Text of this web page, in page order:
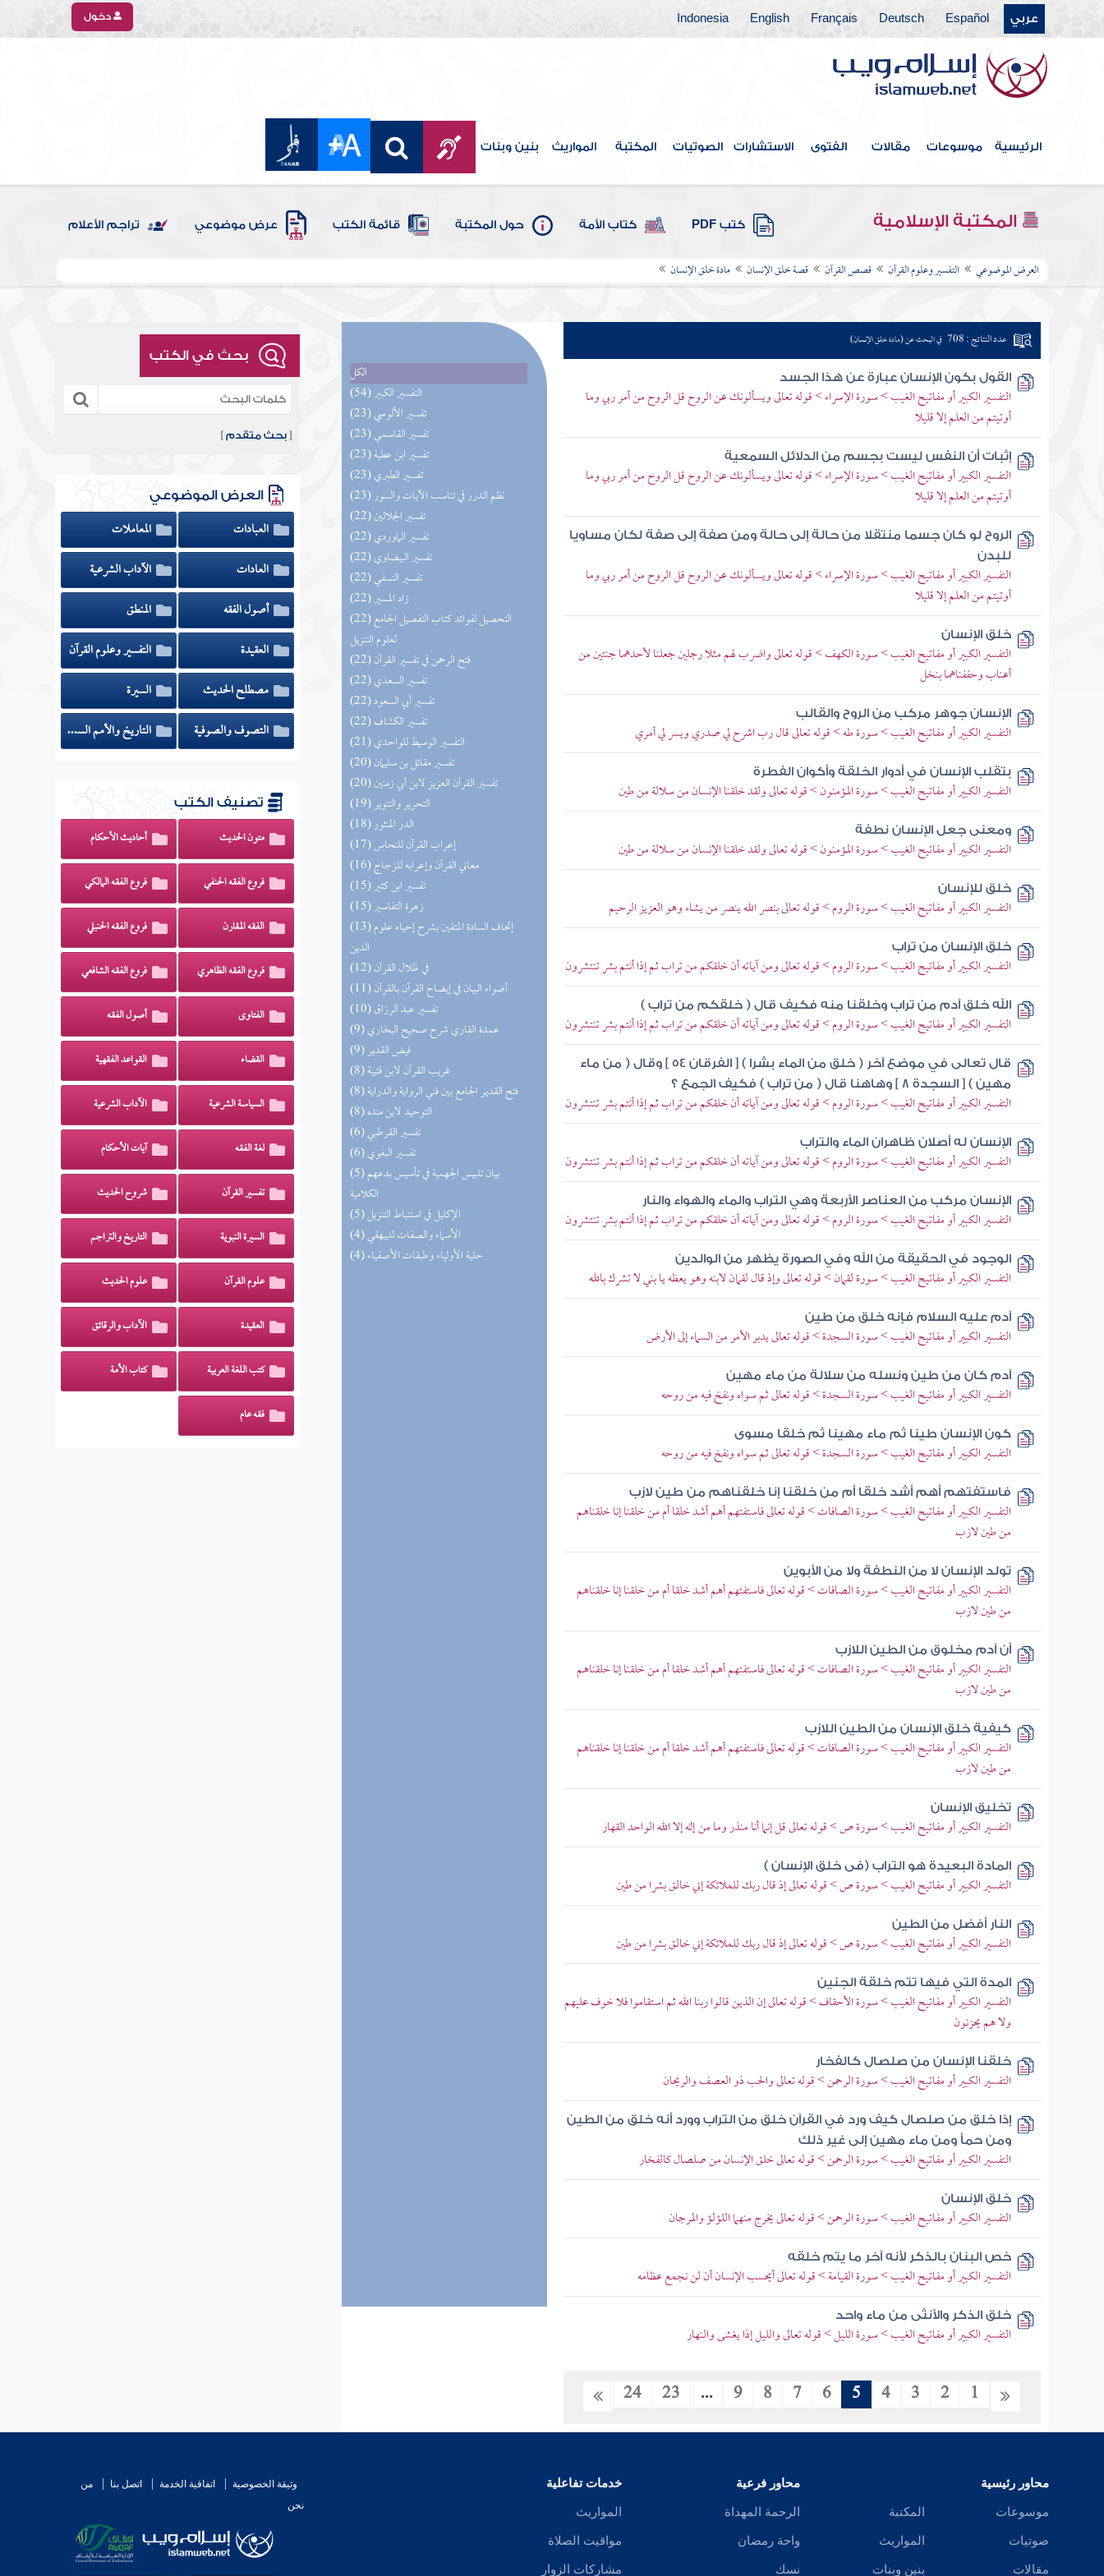
عربي Español
Deutsch
Français
English
Indonesia دخول
الرئيسية موسوعات مقالات الفتوى الاستشارات الصوتيات المكتبة المواريث بنين وبنات
المكتبة الإسلامية كتب PDF كتاب الأمة حول المكتبة قائمة الكتب عرض موضوعي تراجم الأعلام
العرض الموضوعي التفسير وعلوم القرآن قصص القرآن قصة خلق الإنسان مادة خلق الإنسان
الكل
(54) التفسير الكبير
(23) تفسير الألوسي
(23) تفسير القاسمي
(23) تفسير ابن عطية
(23) تفسير الطبري
(23) نظم الدرر في تناسب الآيات والسور
(22) تفسير الجلالين
(22) تفسير الماوردي
(22) تفسير البيضاوي
(22) تفسير النسفي
(22) زاد المسير
(22) التحصيل لفوائد كتاب التفصيل الجامع
لعلوم التنزيل
(22) فتح الرحمن في تفسير القرآن
(22) تفسير السعدي
(22) تفسير أبي السعود
(22) تفسير الكشاف
(21) التفسير الوسيط للواحدي
(20) تفسير مقاتل بن سليمان
(20) تفسير القرآن العزيز لابن أبي زمنين
(19) التحرير والتنوير
(18) الدر المنثور
(17) إعراب القرآن للنحاس
(16) معاني القرآن وإعرابه للزجاج
(15) تفسير ابن كثير
(15) زهرة التفاسير
(13) إتحاف السادة المتقين بشرح إحياء علوم
الدين
(12) في ظلال القرآن
(11) أضواء البيان في إيضاح القرآن بالقرآن
(10) تفسير عبد الرزاق
(9) عمدة القاري شرح صحيح البخاري
(9) فيض القدير
(8) غريب القرآن لابن قتيبة
(8) فتح القدير الجامع بين فني الرواية والدراية
(8) التوحيد لابن منده
(6) تفسير القرطبي
(6) تفسير البغوي
(5) بيان تلبيس الجهمية في تأسيس بدعهم
الكلامية
(5) الإكليل في استنباط التنزيل
(4) الأسماء والصفات للبيهقي
(4) حلية الأولياء وطبقات الأصفياء
عدد النتائج : 708 في البحث عن (مادة خلق الإنسان)
القول بكون الإنسان عبارة عن هذا الجسد
التفسير الكبير أو مفاتيح الغيب > سورة الإسراء > قوله تعالى ويسألونك عن الروح قل الروح من أمر ربي وما
أوتيتم من العلم إلا قليلا
إثبات أن النفس ليست بجسم من الدلائل السمعية
التفسير الكبير أو مفاتيح الغيب > سورة الإسراء > قوله تعالى ويسألونك عن الروح قل الروح من أمر ربي وما
أوتيتم من العلم إلا قليلا
الروح لو كان جسما منتقلا من حالة إلى حالة ومن صفة إلى صفة لكان مساويا
للبدن
التفسير الكبير أو مفاتيح الغيب > سورة الإسراء > قوله تعالى ويسألونك عن الروح قل الروح من أمر ربي وما
أوتيتم من العلم إلا قليلا
خلق الإنسان
التفسير الكبير أو مفاتيح الغيب > سورة الكهف > قوله تعالى واضرب لهم مثلا رجلين جعلنا لأحدهما جنتين من
أعناب وحففناهما بنخل
الإنسان جوهر مركب من الروح والقالب
التفسير الكبير أو مفاتيح الغيب > سورة طه > قوله تعالى قال رب اشرح لي صدري ويسر لي أمري
بتقلب الإنسان في أدوار الخلقة وأكوان الفطرة
التفسير الكبير أو مفاتيح الغيب > سورة المؤمنون > قوله تعالى ولقد خلقنا الإنسان من سلالة من طين
ومعنى جعل الإنسان نطفة
التفسير الكبير أو مفاتيح الغيب > سورة المؤمنون > قوله تعالى ولقد خلقنا الإنسان من سلالة من طين
خلق للإنسان
التفسير الكبير أو مفاتيح الغيب > سورة الروم > قوله تعالى بنصر الله ينصر من يشاء وهو العزيز الرحيم
خلق الإنسان من تراب
التفسير الكبير أو مفاتيح الغيب > سورة الروم > قوله تعالى ومن آياته أن خلقكم من تراب ثم إذا أنتم بشر تنتشرون
الله خلق آدم من تراب وخلقنا منه فكيف قال ( خلقكم من تراب )
التفسير الكبير أو مفاتيح الغيب > سورة الروم > قوله تعالى ومن آياته أن خلقكم من تراب ثم إذا أنتم بشر تنتشرون
قال تعالى في موضع آخر ( خلق من الماء بشرا ) [ الفرقان 54 ] وقال ( من ماء
مهين ) [ السجدة 8 ] وهاهنا قال ( من تراب ) فكيف الجمع ؟
التفسير الكبير أو مفاتيح الغيب > سورة الروم > قوله تعالى ومن آياته أن خلقكم من تراب ثم إذا أنتم بشر تنتشرون
الإنسان له أصلان ظاهران الماء والتراب
التفسير الكبير أو مفاتيح الغيب > سورة الروم > قوله تعالى ومن آياته أن خلقكم من تراب ثم إذا أنتم بشر تنتشرون
الإنسان مركب من العناصر الأربعة وهي التراب والماء والهواء والنار
التفسير الكبير أو مفاتيح الغيب > سورة الروم > قوله تعالى ومن آياته أن خلقكم من تراب ثم إذا أنتم بشر تنتشرون
الوجود في الحقيقة من الله وفي الصورة يظهر من الوالدين
التفسير الكبير أو مفاتيح الغيب > سورة لقمان > قوله تعالى وإذ قال لقمان لابنه وهو يعظه يا بني لا تشرك بالله
آدم عليه السلام فإنه خلق من طين
التفسير الكبير أو مفاتيح الغيب > سورة السجدة > قوله تعالى يدبر الأمر من السماء إلى الأرض
آدم كان من طين ونسله من سلالة من ماء مهين
التفسير الكبير أو مفاتيح الغيب > سورة السجدة > قوله تعالى ثم سواه ونفخ فيه من روحه
كون الإنسان طينا ثم ماء مهينا ثم خلقا مسوى
التفسير الكبير أو مفاتيح الغيب > سورة السجدة > قوله تعالى ثم سواه ونفخ فيه من روحه
فاستفتهم أهم أشد خلقا أم من خلقنا إنا خلقناهم من طين لازب
التفسير الكبير أو مفاتيح الغيب > سورة الصافات > قوله تعالى فاستفتهم أهم أشد خلقا أم من خلقنا إنا خلقناهم
من طين لازب
تولد الإنسان لا من النطفة ولا من الأبوين
التفسير الكبير أو مفاتيح الغيب > سورة الصافات > قوله تعالى فاستفتهم أهم أشد خلقا أم من خلقنا إنا خلقناهم
من طين لازب
أن آدم مخلوق من الطين اللازب
التفسير الكبير أو مفاتيح الغيب > سورة الصافات > قوله تعالى فاستفتهم أهم أشد خلقا أم من خلقنا إنا خلقناهم
من طين لازب
كيفية خلق الإنسان من الطين اللازب
التفسير الكبير أو مفاتيح الغيب > سورة الصافات > قوله تعالى فاستفتهم أهم أشد خلقا أم من خلقنا إنا خلقناهم
من طين لازب
تخليق الإنسان
التفسير الكبير أو مفاتيح الغيب > سورة ص > قوله تعالى قل إنما أنا منذر وما من إله إلا الله الواحد القهار
المادة البعيدة هو التراب (فى خلق الإنسان )
التفسير الكبير أو مفاتيح الغيب > سورة ص > قوله تعالى إذ قال ربك للملائكة إني خالق بشرا من طين
النار أفضل من الطين
التفسير الكبير أو مفاتيح الغيب > سورة ص > قوله تعالى إذ قال ربك للملائكة إني خالق بشرا من طين
المدة التي فيها تتم خلقة الجنين
التفسير الكبير أو مفاتيح الغيب > سورة الأحقاف > قوله تعالى إن الذين قالوا ربنا الله ثم استقاموا فلا خوف عليهم
ولا هم يحزنون
خلقنا الإنسان من صلصال كالفخار
التفسير الكبير أو مفاتيح الغيب > سورة الرحمن > قوله تعالى والحب ذو العصف والريحان
إذا خلق من صلصال كيف ورد في القرآن خلق من التراب وورد أنه خلق من الطين
ومن حمأ ومن ماء مهين إلى غير ذلك
التفسير الكبير أو مفاتيح الغيب > سورة الرحمن > قوله تعالى خلق الإنسان من صلصال كالفخار
خلق الإنسان
التفسير الكبير أو مفاتيح الغيب > سورة الرحمن > قوله تعالى يخرج منهما اللؤلؤ والمرجان
خص البنان بالذكر لأنه آخر ما يتم خلقه
التفسير الكبير أو مفاتيح الغيب > سورة القيامة > قوله تعالى أيحسب الإنسان أن لن نجمع عظامه
خلق الذكر والأنثى من ماء واحد
التفسير الكبير أو مفاتيح الغيب > سورة الليل > قوله تعالى والليل إذا يغشى والنهار
1
2
3
4
5
6
7
8
9
...
23
24
بحث في الكتب
[بحث متقدم ]
العرض الموضوعي
العبادات
المعاملات
العادات
الآداب الشرعية
أصول الفقه
المنطق
العقيدة
التفسير وعلوم القرآن
مصطلح الحديث
السيرة
التصوف والصوفية
التاريخ والأمم السابقة
تصنيف الكتب
متون الحديث أحاديث الأحكام
فروع الفقه الحنفي فروع الفقه المالكي
الفقه المقارن فروع الفقه الحنبلي
فروع الفقه الظاهري فروع الفقه الشافعي
الفتاوى أصول الفقه
القضاء القواعد الفقهية
السياسة الشرعية الآداب الشرعية
لغة الفقه آيات الأحكام
تفسير القرآن شروح الحديث
السيرة النبوية التاريخ والتراجم
علوم القرآن علوم الحديث
العقيدة الآداب والرقائق
كتب اللغة العربية كتاب الأمة
فقه عام
محاور رئيسية
موسوعات
صوتيات
مقالات
المكتبة
المواريث
بنين وبنات
محاور فرعية
الرحمة المهداة
واحة رمضان
نسك
خدمات تفاعلية
المواريث
مواقيت الصلاة
مشاركات الزوار
وثيقة الخصوصية اتفاقية الخدمة اتصل بنا
من
نحن